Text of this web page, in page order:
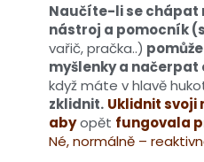
Naučíte-li se chápat
nástroj a pomocník
vařič, pračka..)
myšlenky a načerpat
když máte v hlavě
zklidnit. Uklidnit svoji
abyopět fungovala
Né, normálně –